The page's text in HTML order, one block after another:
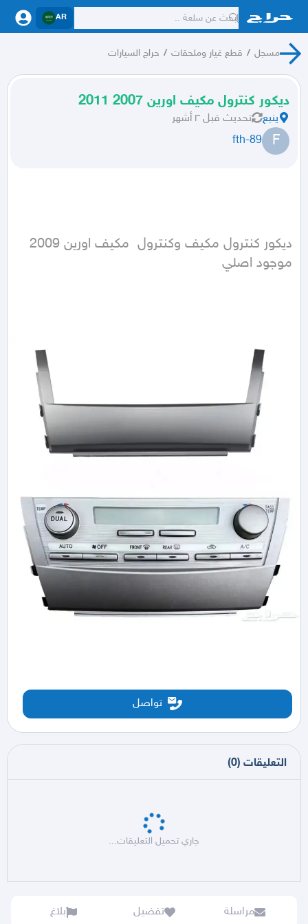
AR
مسجل / قطع غيار وملحقات / حراج السيارات
ديكور كنترول مكيف اورين 2007 2011
ينبع تحديث قبل ٣ أشهر
F
fth-89
موجود اصلي
تواصل
التعليقات (
0
)
جاري تحميل التعليقات...
مراسلة تفضيل بلاغ